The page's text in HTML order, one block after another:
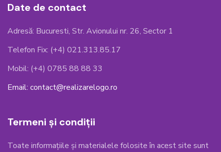
Date de contact
Adresă: Bucuresti, Str. Avionului nr. 26, Sector 1
Telefon Fix: (+4) 021.313.85.17
Mobil: (+4) 0785 88 88 33
Email: contact@realizarelogo.ro
Termeni și condiții
Toate informațiile și materialele folosite în acest site sunt